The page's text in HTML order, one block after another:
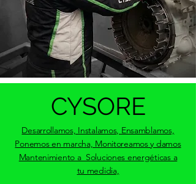
CYSORE
Desarrollamos, Instalamos, Ensamblamos,
Ponemos en marcha, Monitoreamos y damos
Mantenimiento a Soluciones energéticas a
tu medidia,